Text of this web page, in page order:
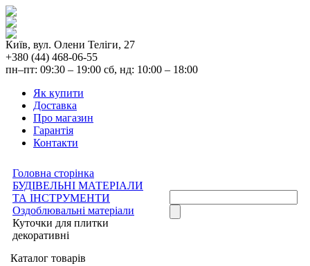
Київ, вул. Олени Теліги, 27
+380 (44) 468-06-55
пн–пт: 09:30 – 19:00 сб, нд: 10:00 – 18:00
Як купити
Доставка
Про магазин
Гарантія
Контакти
Головна сторінка
БУДІВЕЛЬНІ МАТЕРІАЛИ
ТА ІНСТРУМЕНТИ
Оздоблювальні матеріали
Куточки для плитки
декоративні
Каталог товарів